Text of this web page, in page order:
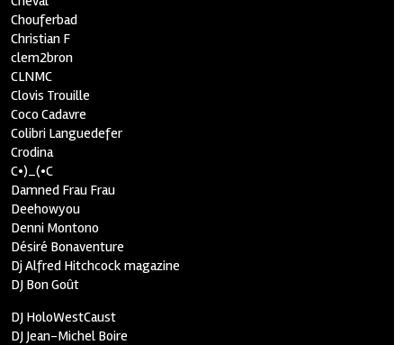
Chouferbad
Christian F
clem2bron
CLNMC
Clovis Trouille
Coco Cadavre
Colibri Languedefer
Crodina
C•)_(•C
Damned Frau Frau
Deehowyou
Denni Montono
Désiré Bonaventure
Dj Alfred Hitchcock magazine
DJ Bon Goût
DJ HoloWestCaust
DJ Jean-Michel Boire